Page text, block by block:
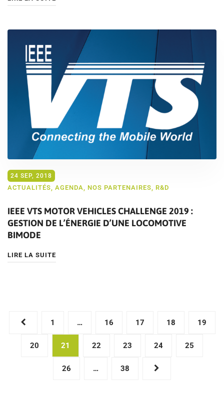
24 SEP, 2018
ACTUALITÉS AGENDA NOS PARTENAIRES R&D
IEEE VTS MOTOR VEHICLES CHALLENGE 2019 :
GESTION DE L’ÉNERGIE D’UNE LOCOMOTIVE
BIMODE
LIRE LA SUITE
Pagination
publications
1 … 16 17 18 19
20 21 22 23 24 25
26 … 38